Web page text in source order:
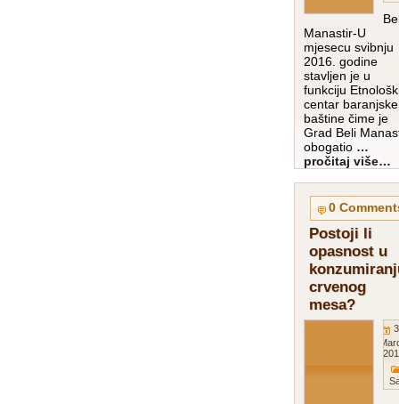
Manastir-U
mjesecu svibnju
2016. godine
stavljen je u
funkciju
centar baranjske
baštine čime je
Grad Beli
obogatio …
pročitaj više…
0
Postoji li
opasnost u
crvenog
mesa?